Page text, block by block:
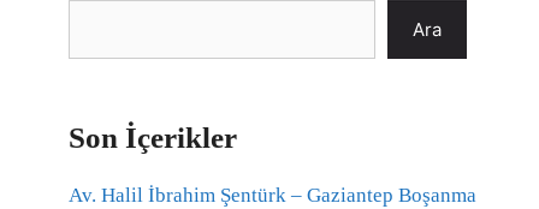
Ara
Son İçerikler
Av. Halil İbrahim Şentürk – Gaziantep Boşanma